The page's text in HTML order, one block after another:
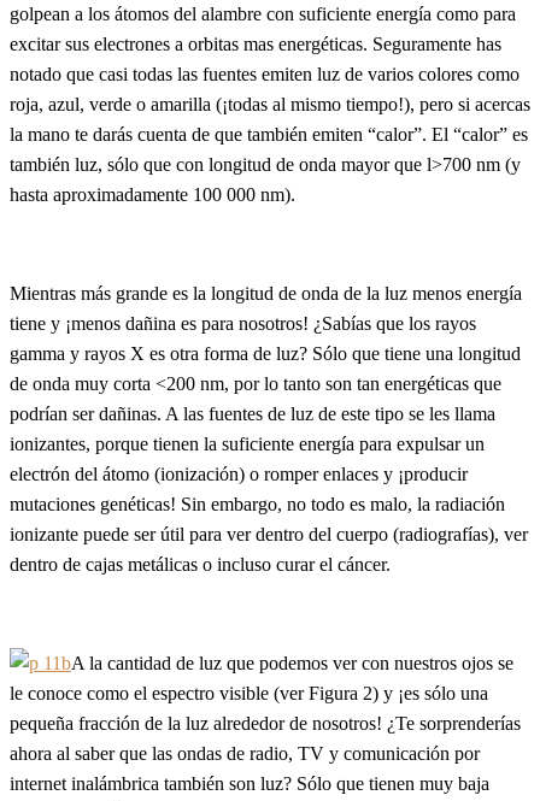
golpean a los átomos del alambre con suficiente energía como para
excitar sus electrones a orbitas mas energéticas. Seguramente has
notado que casi todas las fuentes emiten luz de varios colores como
roja, azul, verde o amarilla (¡todas al mismo tiempo!), pero si acercas
la mano te darás cuenta de que también emiten “calor”. El “calor” es
también luz, sólo que con longitud de onda mayor que l>700 nm (y
hasta aproximadamente 100 000 nm).
Mientras más grande es la longitud de onda de la luz menos energía
tiene y ¡menos dañina es para nosotros! ¿Sabías que los rayos
gamma y rayos X es otra forma de luz? Sólo que tiene una longitud
de onda muy corta <200 nm, por lo tanto son tan energéticas que
podrían ser dañinas. A las fuentes de luz de este tipo se les llama
ionizantes, porque tienen la suficiente energía para expulsar un
electrón del átomo (ionización) o romper enlaces y ¡producir
mutaciones genéticas! Sin embargo, no todo es malo, la radiación
ionizante puede ser útil para ver dentro del cuerpo (radiografías), ver
dentro de cajas metálicas o incluso curar el cáncer.
A la cantidad de luz que podemos ver con nuestros ojos se
le conoce como el espectro visible (ver Figura 2) y ¡es sólo una
pequeña fracción de la luz alrededor de nosotros! ¿Te sorprenderías
ahora al saber que las ondas de radio, TV y comunicación por
internet inalámbrica también son luz? Sólo que tienen muy baja